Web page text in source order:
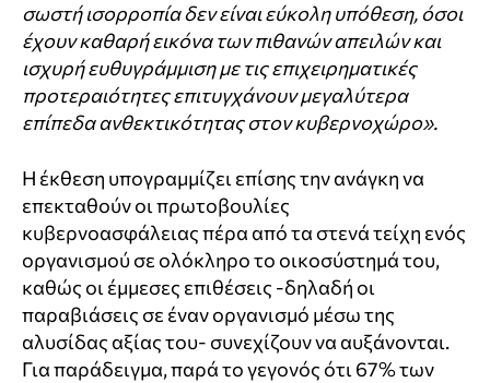
σωστή ισορροπία δεν είναι εύκολη υπόθεση, όσοι
έχουν καθαρή εικόνα των πιθανών απειλών και
ισχυρή ευθυγράμμιση με τις επιχειρηματικές
προτεραιότητες επιτυγχάνουν μεγαλύτερα
επίπεδα ανθεκτικότητας στον κυβερνοχώρο».
Η έκθεση υπογραμμίζει επίσης την ανάγκη να
επεκταθούν οι πρωτοβουλίες
κυβερνοασφάλειας πέρα ​​από τα στενά τείχη ενός
οργανισμού σε ολόκληρο το οικοσύστημά του,
καθώς οι έμμεσες επιθέσεις -δηλαδή οι
παραβιάσεις σε έναν οργανισμό μέσω της
αλυσίδας αξίας του- συνεχίζουν να αυξάνονται.
Για παράδειγμα, παρά το γεγονός ότι 67% των